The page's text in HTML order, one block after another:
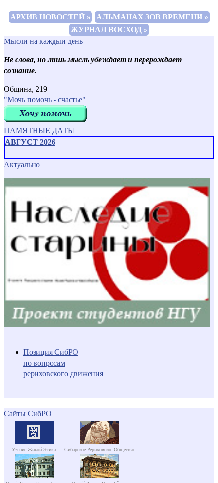
АРХИВ НОВОСТЕЙ »
АЛЬМАНАХ ЗОВ ВРЕМЕНИ »
ЖУРНАЛ ВОСХОД »
Мысли на каждый день
Не слова, но лишь мысль убеждает и перерождает
сознание.
Община, 219
"Мочь помочь - счастье"
ПАМЯТНЫЕ ДАТЫ
АВГУСТ 2026
Актуально
Позиция СибРО
по вопросам
рериховского движения
Сайты СибРО
Учение Живой Этики Сибирское Рериховское Общество